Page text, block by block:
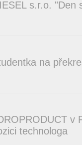
s.r.o. "Den
na
v
technologa